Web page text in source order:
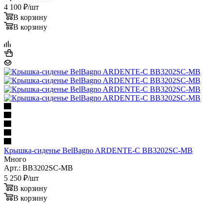
4 100 ₽/шт
В корзину
В корзину
Крышка-сиденье BelBagno ARDENTE-C BB3202SC-MB
Много
Арт.: BB3202SC-MB
5 250 ₽/шт
В корзину
В корзину